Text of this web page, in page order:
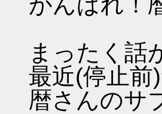
まったく話
最近(停止
暦さんのサ